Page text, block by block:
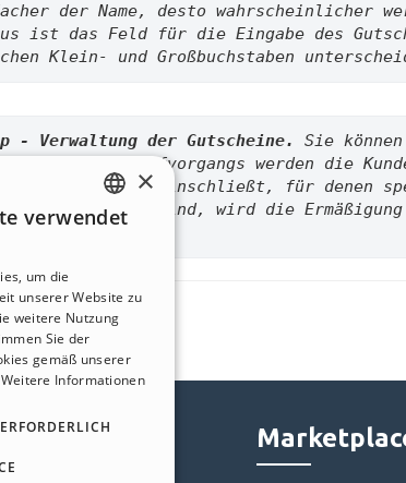
der Name, desto wahrscheinlicher
ist das Feld für die Eingabe des
Klein- und Großbuchstaben
- Verwaltung der Gutscheine. Sie
während des Kaufvorgangs werden die
Produkte einschließt, für denen
aktiv sind, wird die
ENGLISH
GERMAN
SPANISH
PORTUGUESE
×
verwendet
um die
unserer Website zu
weitere Nutzung
Sie der
gemäß unserer
Weitere Informationen